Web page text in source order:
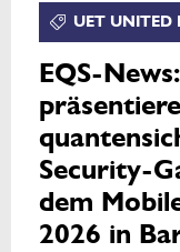
UET UNITED
EQS-
Security-
dem
2026 in